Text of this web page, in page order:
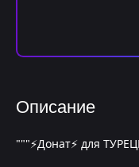
Описание
"""⚡Донат⚡ для